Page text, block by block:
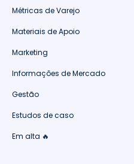
Métricas de Varejo
Materiais de Apoio
Marketing
Informações de Mercado
Gestão
Estudos de caso
Em alta 🔥